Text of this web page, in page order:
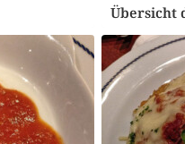
Übersicht